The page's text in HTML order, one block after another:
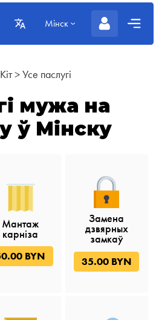
Мінск
>Усе паслугі
мужа на
ў Мінску
Мантаж
карніза
BYN
Замена
дзвярных
замкаў
35.00 BYN